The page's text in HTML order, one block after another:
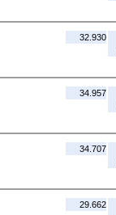
32.930
34.957
34.707
29.662